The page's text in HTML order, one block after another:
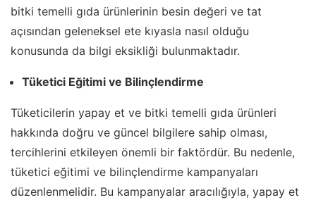
bitki temelli gıda ürünlerinin besin değeri ve tat
açısından geleneksel ete kıyasla nasıl olduğu
konusunda da bilgi eksikliği bulunmaktadır.
Tüketici Eğitimi ve Bilinçlendirme
Tüketicilerin yapay et ve bitki temelli gıda ürünleri
hakkında doğru ve güncel bilgilere sahip olması,
tercihlerini etkileyen önemli bir faktördür. Bu nedenle,
tüketici eğitimi ve bilinçlendirme kampanyaları
düzenlenmelidir. Bu kampanyalar aracılığıyla, yapay et